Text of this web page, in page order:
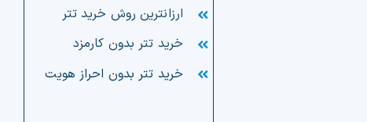
ارزانترین روش خرید تتر
خرید تتر بدون کارمزد
خرید تتر بدون احراز هویت